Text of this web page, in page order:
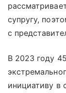
супругу,
с
В 2023 году
инициативу в